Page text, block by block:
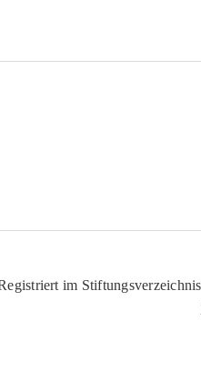
im